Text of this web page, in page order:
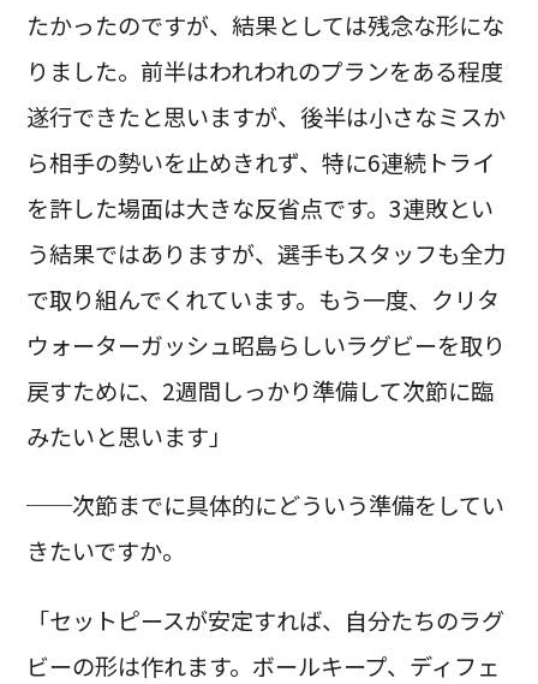
たかったのですが、結果としては残念な形にな
りました。前半はわれわれのプランをある程度
遂行できたと思いますが、後半は小さなミスか
ら相手の勢いを止めきれず、特に6連続トライ
を許した場面は大きな反省点です。3連敗とい
う結果ではありますが、選手もスタッフも全力
で取り組んでくれています。もう一度、クリタ
ウォーターガッシュ昭島らしいラグビーを取り
戻すために、2週間しっかり準備して次節に臨
みたいと思います」
──次節までに具体的にどういう準備をしてい
きたいですか。
「セットピースが安定すれば、自分たちのラグ
ビーの形は作れます。ボールキープ、ディフェ